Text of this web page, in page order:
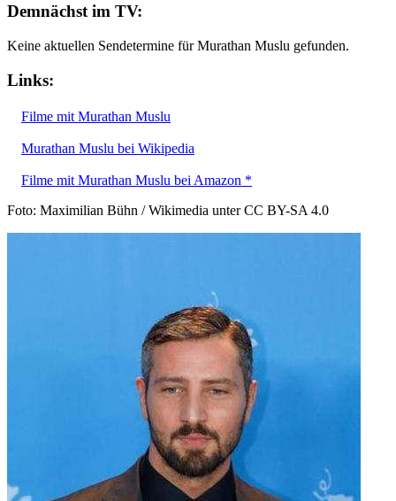
Demnächst im TV:
Keine aktuellen Sendetermine für Murathan Muslu gefunden.
Links:
Filme mit Murathan Muslu
Murathan Muslu bei Wikipedia
Filme mit Murathan Muslu bei Amazon *
Foto: Maximilian Bühn / Wikimedia unter CC BY-SA 4.0